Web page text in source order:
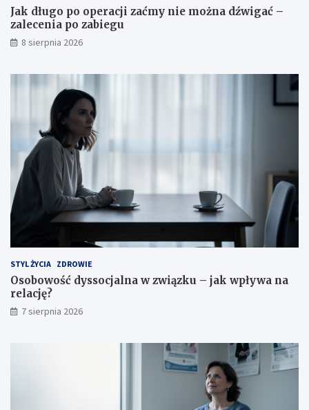
p
o
m
ó
e
c
e
n
a
u
Jak długo po operacji zaćmy nie można dźwigać –
zalecenia po zabiegu
8 sierpnia 2026
STYL ŻYCIA ZDROWIE
Osobowość dyssocjalna w związku – jak wpływa na
relację?
7 sierpnia 2026